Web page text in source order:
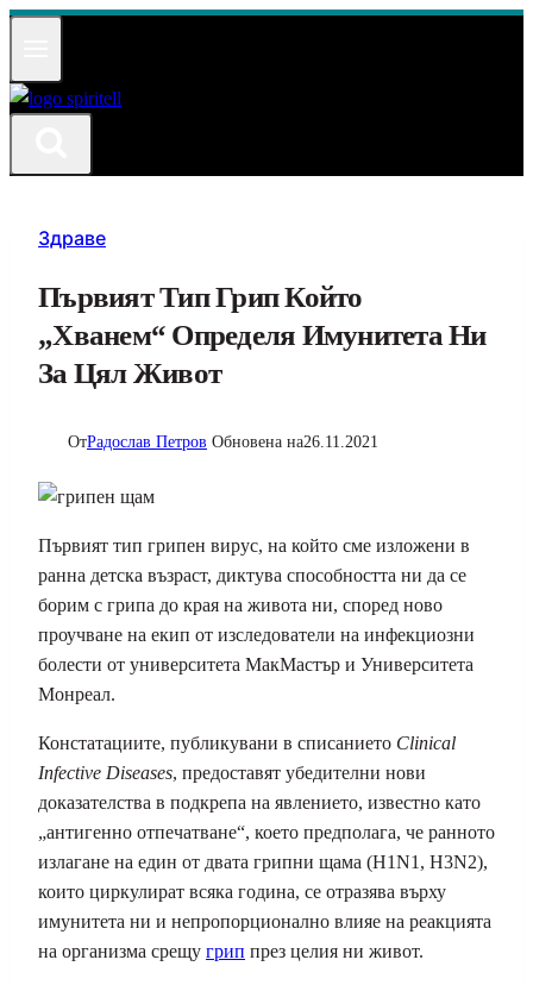
Към
Здраве
Първият Тип Грип Който
„хванем“ Определя Имунитета Ни
За Цял Живот
ОтРадослав Петров Обновена на26.11.2021
Първият тип грипен вирус, на който сме изложени в
ранна детска възраст, диктува способността ни да се
борим с грипа до края на живота ни, според ново
проучване на екип от изследователи на инфекциозни
болести от университета МакМастър и Университета
Монреал.
Констатациите, публикувани в списанието Clinical
Infective Diseases, предоставят убедителни нови
доказателства в подкрепа на явлението, известно като
„антигенно отпечатване“, което предполага, че ранното
излагане на един от двата грипни щама (H1N1, H3N2),
които циркулират всяка година, се отразява върху
имунитета ни и непропорционално влияе на реакцията
на организма срещу грип през целия ни живот.